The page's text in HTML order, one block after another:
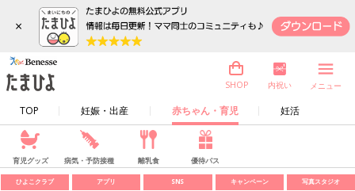
×
TOP 妊娠・出産 赤ちゃん・育児 妊活
SHOP 内祝い メニュー
育児グッズ 病気・予防接種 離乳食 優待パス
ひよこクラブ アプリ SNS キャンペーン 写真スタジオ